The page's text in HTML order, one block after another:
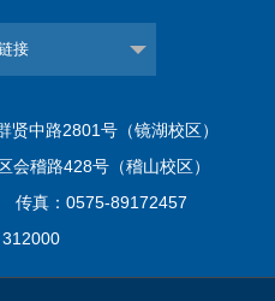
接
中路2801号（镜湖校区）
会稽路428号（稽山校区）
传真：0575-89172457